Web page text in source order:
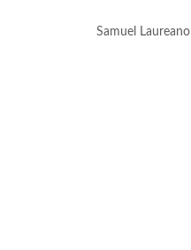
Samuel Laureano